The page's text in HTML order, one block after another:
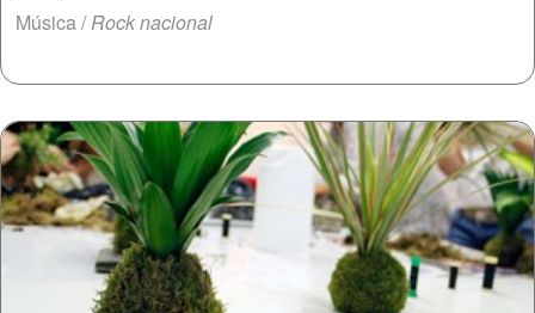
Música /Rock nacional